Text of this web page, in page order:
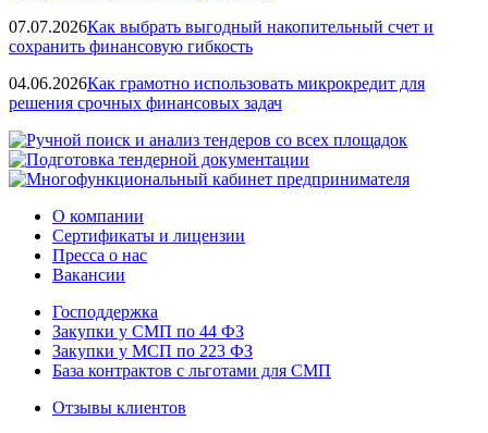
07.07.2026Как выбрать выгодный накопительный счет и
сохранить финансовую гибкость
04.06.2026Как грамотно использовать микрокредит для
решения срочных финансовых задач
О компании
Сертификаты и лицензии
Пресса о нас
Вакансии
Господдержка
Закупки у СМП по 44 ФЗ
Закупки у МСП по 223 ФЗ
База контрактов с льготами для СМП
Отзывы клиентов